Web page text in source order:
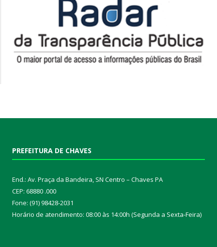
PREFEITURA DE CHAVES
End.: Av. Praça da Bandeira, SN Centro – Chaves PA
CEP: 68880 .000
Fone: (91) 98428-2031
Horário de atendimento: 08:00 às 14:00h (Segunda a Sexta-Feira)